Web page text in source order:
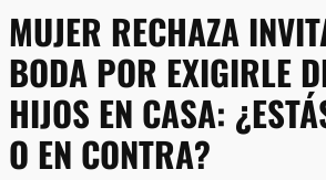
MUJER RECHAZA
BODA POR EXIGIRLE
HIJOS EN CASA:
O EN CONTRA?